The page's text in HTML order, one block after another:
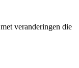
veranderingen die